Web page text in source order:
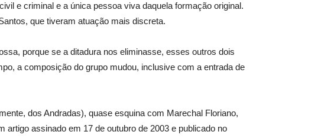
e criminal e a única pessoa viva daquela formação original.
que tiveram atuação mais discreta.
porque se a ditadura nos eliminasse, esses outros dois
a composição do grupo mudou, inclusive com a entrada de
dos Andradas), quase esquina com Marechal Floriano,
assinado em 17 de outubro de 2003 e publicado no